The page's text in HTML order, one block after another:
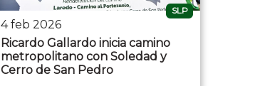
SLP
4 feb 2026
Ricardo Gallardo inicia camino
metropolitano con Soledad y
Cerro de San Pedro